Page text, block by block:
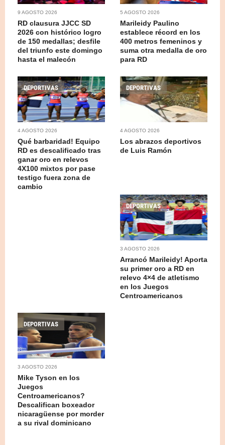
9 AGOSTO 2026
RD clausura JJCC SD
2026 con histórico logro
de 150 medallas; desfile
del triunfo este domingo
hasta el malecón
5 AGOSTO 2026
Marileidy Paulino
establece récord en los
400 metros femeninos y
suma otra medalla de oro
para RD
DEPORTIVAS
4 AGOSTO 2026
Qué barbaridad! Equipo
RD es descalificado tras
ganar oro en relevos
4X100 mixtos por pase
testigo fuera zona de
cambio
DEPORTIVAS
4 AGOSTO 2026
Los abrazos deportivos
de Luis Ramón
DEPORTIVAS
3 AGOSTO 2026
Arrancó Marileidy! Aporta
su primer oro a RD en
relevo 4×4 de atletismo
en los Juegos
Centroamericanos
DEPORTIVAS
3 AGOSTO 2026
Mike Tyson en los
Juegos
Centroamericanos?
Descalifican boxeador
nicaragüense por morder
a su rival dominicano